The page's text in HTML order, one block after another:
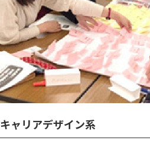
キャリアデザイン系